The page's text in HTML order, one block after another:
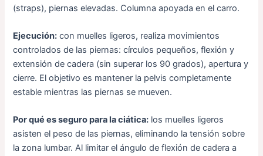
(straps), piernas elevadas. Columna apoyada en el carro.
Ejecución: con muelles ligeros, realiza movimientos
controlados de las piernas: círculos pequeños, flexión y
extensión de cadera (sin superar los 90 grados), apertura y
cierre. El objetivo es mantener la pelvis completamente
estable mientras las piernas se mueven.
Por qué es seguro para la ciática: los muelles ligeros
asisten el peso de las piernas, eliminando la tensión sobre
la zona lumbar. Al limitar el ángulo de flexión de cadera a